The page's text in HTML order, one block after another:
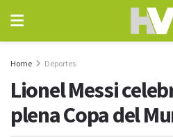
Home Deportes
Lionel Messi
plena Copa del